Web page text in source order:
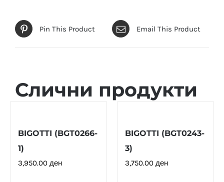
Pin This Product Email This Product
Слични продукти
BIGOTTI (BGT0266-
1)
3,950.00 ден
BIGOTTI (BGT0243-
3)
3,750.00 ден